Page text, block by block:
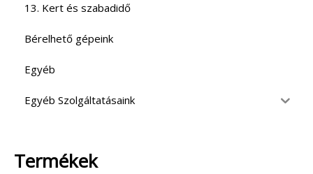
13. Kert és szabadidő
Bérelhető gépeink
Egyéb
Egyéb Szolgáltatásaink
Termékek